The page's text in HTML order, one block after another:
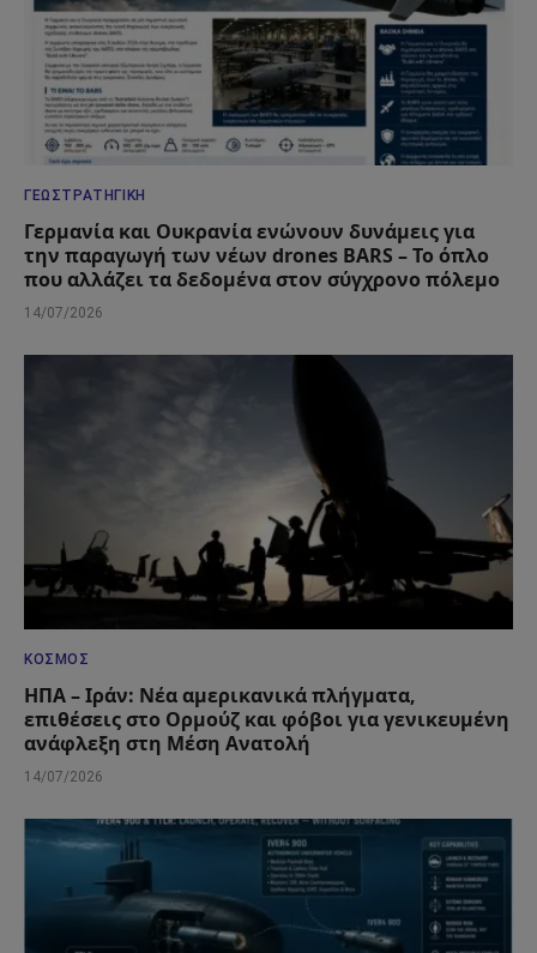
ΓΕΩΣΤΡΑΤΗΓΙΚΉ
Γερμανία και Ουκρανία ενώνουν δυνάμεις για
την παραγωγή των νέων drones BARS – Το όπλο
που αλλάζει τα δεδομένα στον σύγχρονο πόλεμο
14/07/2026
ΚΌΣΜΟΣ
ΗΠΑ – Ιράν: Νέα αμερικανικά πλήγματα,
επιθέσεις στο Ορμούζ και φόβοι για γενικευμένη
ανάφλεξη στη Μέση Ανατολή
14/07/2026